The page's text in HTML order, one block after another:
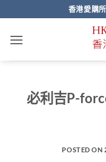
to
content
香港愛購
必利吉P-
POSTED ON